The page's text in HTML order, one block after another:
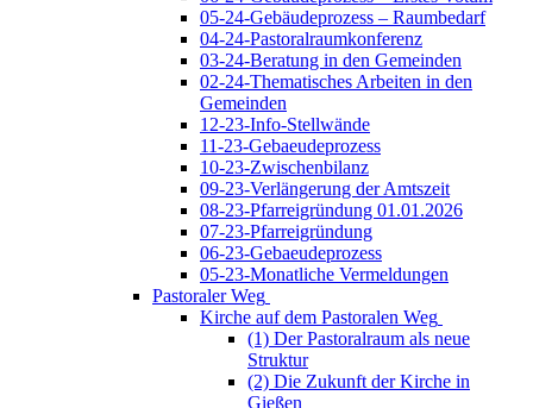
05-24-Gebäudeprozess – Raumbedarf
04-24-Pastoralraumkonferenz
03-24-Beratung in den Gemeinden
02-24-Thematisches Arbeiten in den
Gemeinden
12-23-Info-Stellwände
11-23-Gebaeudeprozess
10-23-Zwischenbilanz
09-23-Verlängerung der Amtszeit
08-23-Pfarreigründung 01.01.2026
07-23-Pfarreigründung
06-23-Gebaeudeprozess
05-23-Monatliche Vermeldungen
Pastoraler Weg
Kirche auf dem Pastoralen Weg
(1) Der Pastoralraum als neue
Struktur
(2) Die Zukunft der Kirche in
Gießen